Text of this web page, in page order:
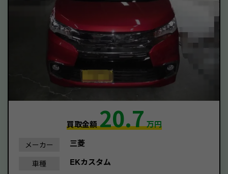
買取金額20.7万円
メーカー 三菱
車種 EKカスタム